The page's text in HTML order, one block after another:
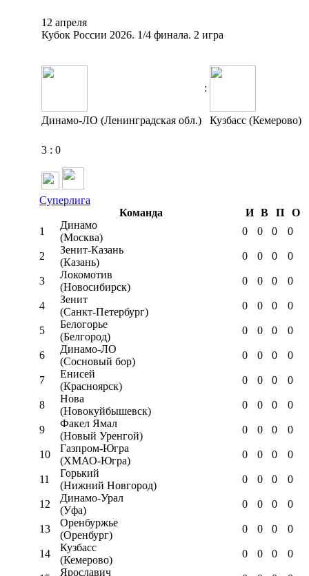
12 апреля
Кубок России 2026. 1/4 финала. 2 игра
:
Динамо-ЛО (Ленинградская обл.) Кузбасс (Кемерово)
3 : 0
Суперлига
Команда
И В П
О
1
Динамо
(Москва)
0 0 0 0
2
Зенит-Казань
(Казань)
0 0 0 0
3
Локомотив
(Новосибирск)
0 0 0 0
4
Зенит
(Санкт-Петербург)
0 0 0 0
5
Белогорье
(Белгород)
0 0 0 0
6
Динамо-ЛО
(Сосновый бор)
0 0 0 0
7
Енисей
(Красноярск)
0 0 0 0
8
Нова
(Новокуйбышевск)
0 0 0 0
9
Факел Ямал
(Новый Уренгой)
0 0 0 0
10
Газпром-Югра
(ХМАО-Югра)
0 0 0 0
11
Горький
(Нижний Новгород)
0 0 0 0
12
Динамо-Урал
(Уфа)
0 0 0 0
13
Оренбуржье
(Оренбург)
0 0 0 0
14
Кузбасс
(Кемерово)
0 0 0 0
Ярославич